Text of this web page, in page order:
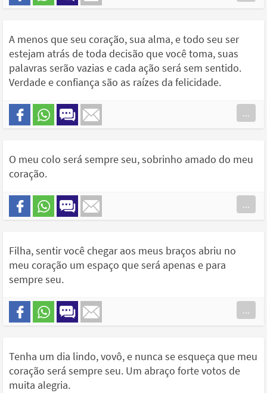
A menos que seu coração, sua alma, e todo seu ser
estejam atrás de toda decisão que você toma, suas
palavras serão vazias e cada ação será sem sentido.
Verdade e confiança são as raízes da felicidade.
...
O meu colo será sempre seu, sobrinho amado do meu
coração.
...
Filha, sentir você chegar aos meus braços abriu no
meu coração um espaço que será apenas e para
sempre seu.
...
Tenha um dia lindo, vovô, e nunca se esqueça que meu
coração será sempre seu. Um abraço forte votos de
muita alegria.